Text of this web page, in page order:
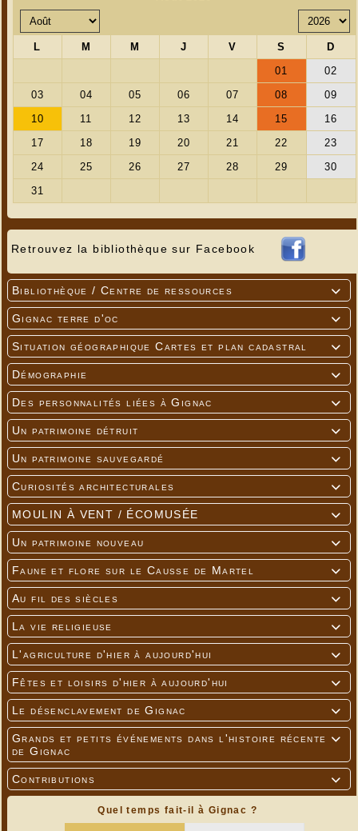
Retrouvez la bibliothèque sur Facebook

Bibliothèque / Centre de ressources

Gignac terre d'oc

Situation géographique Cartes et plan cadastral

Démographie

Des personnalités liées à Gignac

Un patrimoine détruit

Un patrimoine sauvegardé

Curiosités architecturales

MOULIN À VENT / ÉCOMUSÉE

Un patrimoine nouveau

Faune et flore sur le Causse de Martel

Au fil des siècles

La vie religieuse

L'agriculture d'hier à aujourd'hui

Fêtes et loisirs d'hier à aujourd'hui

Le désenclavement de Gignac

Grands et petits événements dans l'histoire récente
de Gignac

Contributions
Quel temps fait-il à Gignac ?